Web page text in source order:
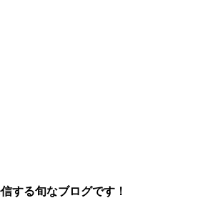
する旬なブログです！